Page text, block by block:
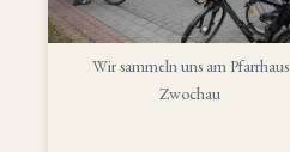
Wir sammeln uns am Pfarrhaus
Zwochau